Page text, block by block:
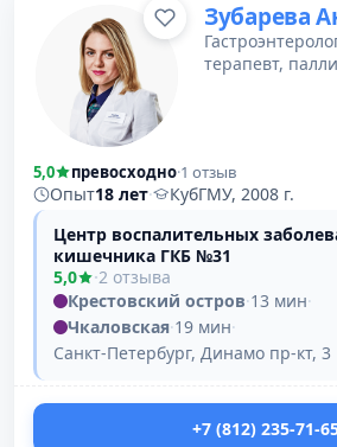
Зубарева
терапевт,
5,0 превосходно·1 отзыв
Опыт18 лет·
КубГМУ, 2008 г.
Центр воспалительных
кишечника ГКБ №31
5,0
·2 отзыва
Крестовский остров·13 мин·
Чкаловская·19 мин·
Санкт-Петербург, Динамо пр-кт, 3
+7 (812) 235-71-